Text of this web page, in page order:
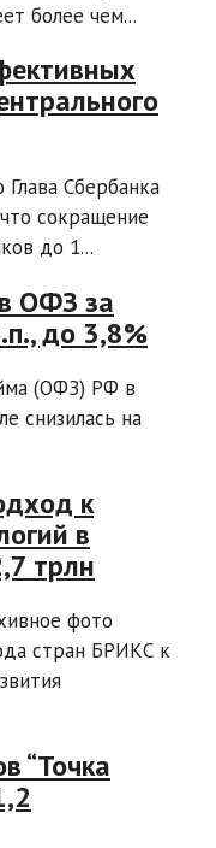
более чем...
Сбербанка
сокращение
до 1...
ОФЗ за
до 3,8%
(ОФЗ) РФ в
снизилась на
к
в
трлн
фото
стран БРИКС к
“Точка